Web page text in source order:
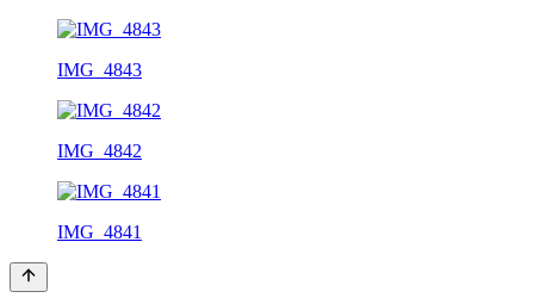
IMG_4843
IMG_4842
IMG_4841